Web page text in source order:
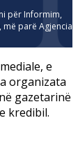
për Informim,
më parë Agjencia
e
organizata
gazetarinë
kredibil.